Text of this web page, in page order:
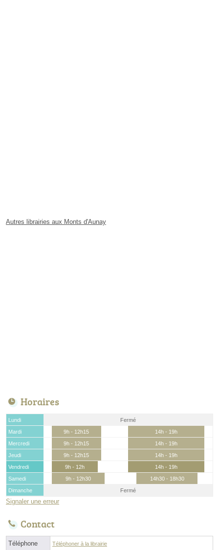
Autres librairies aux Monts d'Aunay
Horaires
Lundi
Fermé
Mardi
9h - 12h15
14h - 19h
Mercredi
9h - 12h15
14h - 19h
Jeudi
9h - 12h15
14h - 19h
Vendredi
9h - 12h
14h - 19h
Samedi
9h - 12h30
14h30 - 18h30
Dimanche
Fermé
Signaler une erreur
Contact
Téléphone Téléphoner à la librairie